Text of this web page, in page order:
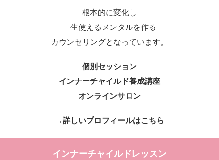
根本的に変化し
一生使えるメンタルを作る
カウンセリングとなっています。
個別セッション
インナーチャイルド養成講座
オンラインサロン
→詳しいプロフィールはこちら
インナーチャイルドレッスン